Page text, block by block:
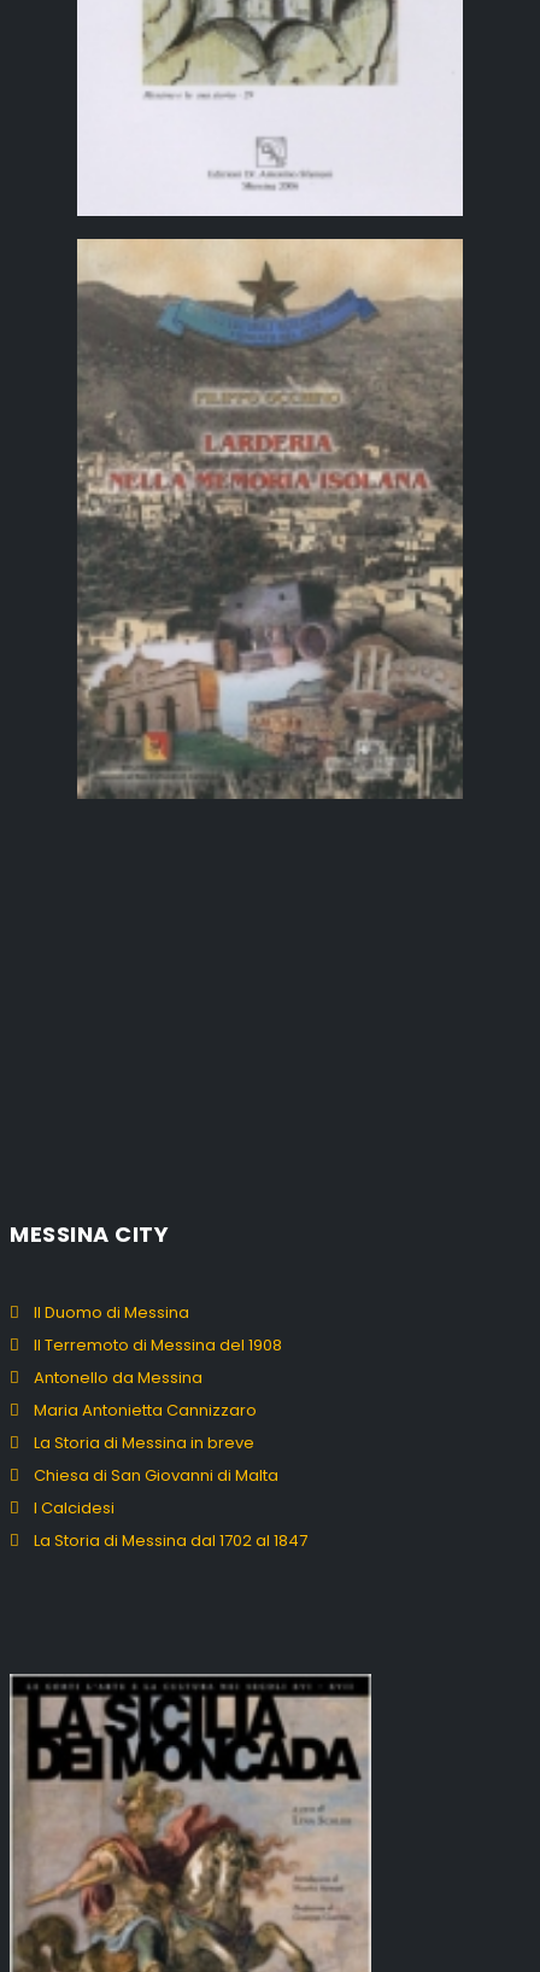
MESSINA CITY
Il Duomo di Messina
Il Terremoto di Messina del 1908
Antonello da Messina
Maria Antonietta Cannizzaro
La Storia di Messina in breve
Chiesa di San Giovanni di Malta
I Calcidesi
La Storia di Messina dal 1702 al 1847